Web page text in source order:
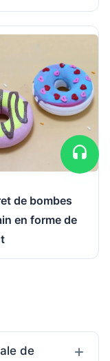
de bombes
en forme de
de